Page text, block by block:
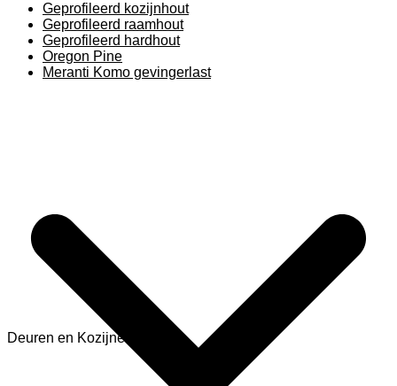
Geprofileerd kozijnhout
Geprofileerd raamhout
Geprofileerd hardhout
Oregon Pine
Meranti Komo gevingerlast
Deuren en Kozijnen